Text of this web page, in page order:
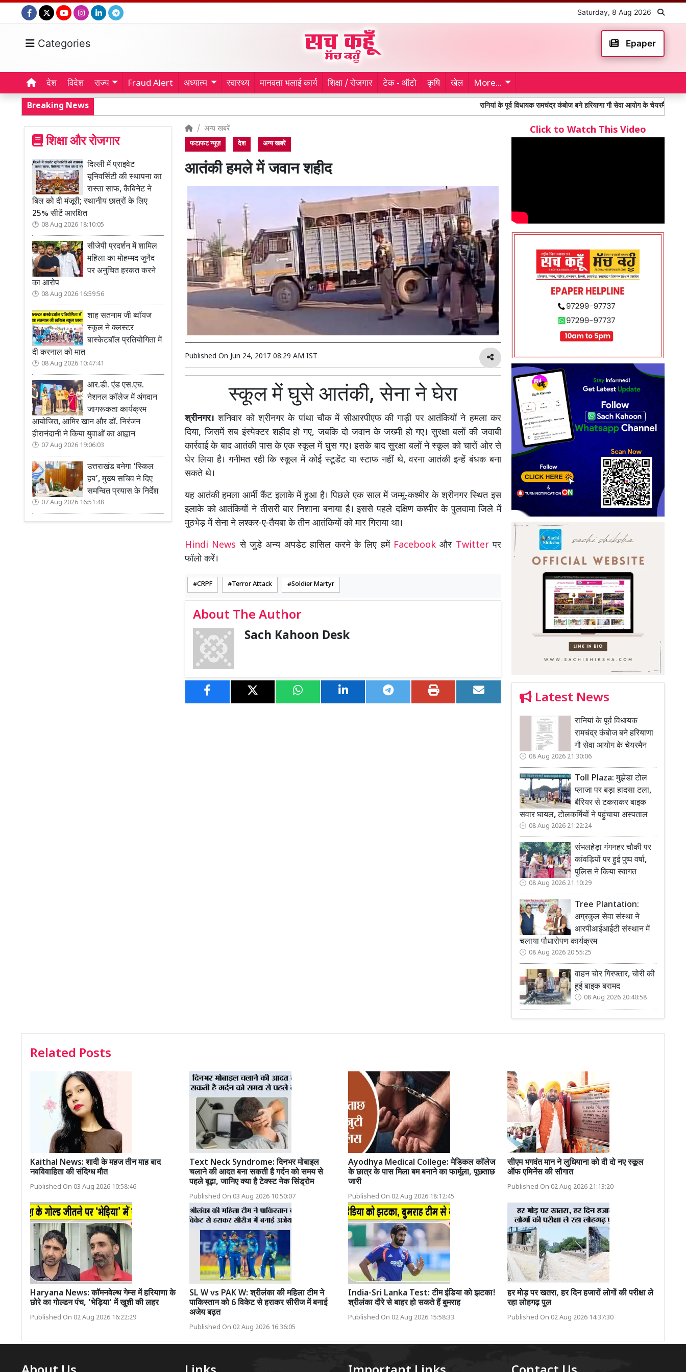
Saturday, 8 Aug 2026
Categories Epaper
देश विदेश राज्य Fraud Alert अध्यात्म स्वास्थ्य मानवता भलाई कार्य शिक्षा / रोजगार टेक - ऑटो कृषि खेल More...
Breaking News रानियां के पूर्व विधायक रामचंद्र कंबोज बने हरियाणा गौ सेवा आयोग के चेयरमैन Toll
शिक्षा और रोजगार
दिल्ली में प्राइवेट
यूनिवर्सिटी की स्थापना का
रास्ता साफ, कैबिनेट ने
बिल को दी मंजूरी; स्थानीय छात्रों के लिए
25% सीटें आरक्षित
08 Aug 2026 18:10:05
सीजेपी प्रदर्शन में शामिल
महिला का मोहम्मद जुनैद
पर अनुचित हरकत करने
का आरोप
08 Aug 2026 16:59:56
शाह सतनाम जी ब्वॉयज
स्कूल ने क्लस्टर
बास्केटबॉल प्रतियोगिता में
दी करनाल को मात
08 Aug 2026 10:47:41
आर.डी. एंड एस.एच.
नेशनल कॉलेज में अंगदान
जागरूकता कार्यक्रम
आयोजित, आमिर खान और डॉ. निरंजन
हीरानंदानी ने किया युवाओं का आह्वान
07 Aug 2026 19:06:03
उत्तराखंड बनेगा ‘स्किल
हब’, मुख्य सचिव ने दिए
समन्वित प्रयास के निर्देश
07 Aug 2026 16:51:48
अन्य खबरें
फटाफट न्यूज़ देश अन्य खबरें
आतंकी हमले में जवान शहीद
Published On Jun 24, 2017 08:29 AM IST
स्कूल में घुसे आतंकी, सेना ने घेरा
श्रीनगर। शनिवार को श्रीनगर के पांथा चौक में सीआरपीएफ की गाड़ी पर आतंकियों ने हमला कर
दिया, जिसमें सब इंस्पेक्टर शहीद हो गए, जबकि दो जवान के जख्मी हो गए। सुरक्षा बलों की जवाबी
कार्रवाई के बाद आतंकी पास के एक स्कूल में घुस गए। इसके बाद सुरक्षा बलों ने स्कूल को चारों ओर से
घेर लिया है। गनीमत रही कि स्कूल में कोई स्टूडेंट या स्टाफ नहीं थे, वरना आतंकी इन्हें बंधक बना
सकते थे।
यह आतंकी हमला आर्मी कैंट इलाके में हुआ है। पिछले एक साल में जम्मू-कश्मीर के श्रीनगर स्थित इस
इलाके को आतंकियों ने तीसरी बार निशाना बनाया है। इससे पहले दक्षिण कश्मीर के पुलवामा जिले में
मुठभेड़ में सेना ने लश्कर-ए-तैयबा के तीन आतंकियों को मार गिराया था।
Hindi Newsसे जुडे अन्य अपडेट हासिल करने के लिए हमें Facebookऔर Twitterपर
फॉलो करें।
CRPF Terror Attack Soldier Martyr
About The Author
Sach Kahoon Desk
Click to Watch This Video
Latest News
रानियां के पूर्व विधायक
रामचंद्र कंबोज बने हरियाणा
गौ सेवा आयोग के चेयरमैन
08 Aug 2026 21:30:06
Toll Plaza: मुझेडा टोल
प्लाजा पर बड़ा हादसा टला,
बैरियर से टकराकर बाइक
सवार घायल, टोलकर्मियों ने पहुंचाया अस्पताल
08 Aug 2026 21:22:24
संभलहेड़ा गंगनहर चौकी पर
कांवड़ियों पर हुई पुष्प वर्षा,
पुलिस ने किया स्वागत
08 Aug 2026 21:10:29
Tree Plantation:
अग्रकुल सेवा संस्था ने
आरपीआईआईटी संस्थान में
चलाया पौधारोपण कार्यक्रम
08 Aug 2026 20:55:25
वाहन चोर गिरफ्तार, चोरी की
हुई बाइक बरामद
08 Aug 2026 20:40:58
Related Posts
Kaithal News: शादी के महज तीन माह बाद
नवविवाहिता की संदिग्ध मौत
Published On 03 Aug 2026 10:58:46
Text Neck Syndrome: दिनभर मोबाइल
चलाने की आदत बना सकती है गर्दन को समय से
पहले बूढ़ा, जानिए क्या है टेक्स्ट नेक सिंड्रोम
Published On 03 Aug 2026 10:50:07
Ayodhya Medical College: मेडिकल कॉलेज
के छात्र के पास मिला बम बनाने का फार्मूला, पूछताछ
जारी
Published On 02 Aug 2026 18:12:45
सीएम भगवंत मान ने लुधियाना को दी दो नए स्कूल
ऑफ एमिनेंस की सौगात
Published On 02 Aug 2026 21:13:20
Haryana News: कॉमनवेल्थ गेम्स में हरियाणा के
छोरे का गोल्डन पंच, 'भेड़िया' में खुशी की लहर
Published On 02 Aug 2026 16:22:29
SL W vs PAK W: श्रीलंका की महिला टीम ने
पाकिस्तान को 6 विकेट से हराकर सीरीज में बनाई
अजेय बढ़त
Published On 02 Aug 2026 16:36:05
India-Sri Lanka Test: टीम इंडिया को झटका!
श्रीलंका दौरे से बाहर हो सकते हैं बुमराह
Published On 02 Aug 2026 15:58:33
हर मोड़ पर खतरा, हर दिन हजारों लोगों की परीक्षा ले
रहा लोहगढ़ पुल
Published On 02 Aug 2026 14:37:30